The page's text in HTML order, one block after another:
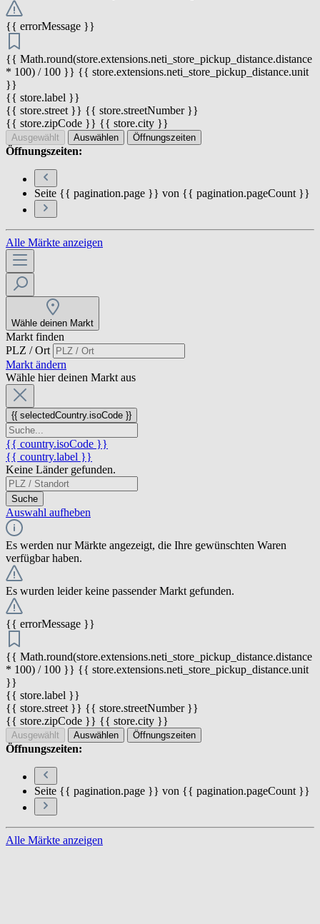
{{ errorMessage }}
{{ Math.round(store.extensions.neti_store_pickup_distance.distance
* 100) / 100 }} {{ store.extensions.neti_store_pickup_distance.unit
}}
{{ store.label }}
{{ store.street }} {{ store.streetNumber }}
{{ store.zipCode }} {{ store.city }}
Ausgewählt Auswählen Öffnungszeiten
Öffnungszeiten:
Seite {{ pagination.page }} von {{ pagination.pageCount }}
Alle Märkte anzeigen
Wähle deinen Markt
Markt finden
PLZ / Ort
Markt ändern
Wähle hier deinen Markt aus
{{ selectedCountry.isoCode }}
{{ country.isoCode }}
{{ country.label }}
Keine Länder gefunden.
Suche
Auswahl aufheben
Es werden nur Märkte angezeigt, die Ihre gewünschten Waren
verfügbar haben.
Es wurden leider keine passender Markt gefunden.
{{ errorMessage }}
{{ Math.round(store.extensions.neti_store_pickup_distance.distance
* 100) / 100 }} {{ store.extensions.neti_store_pickup_distance.unit
}}
{{ store.label }}
{{ store.street }} {{ store.streetNumber }}
{{ store.zipCode }} {{ store.city }}
Ausgewählt Auswählen Öffnungszeiten
Öffnungszeiten:
Seite {{ pagination.page }} von {{ pagination.pageCount }}
Alle Märkte anzeigen